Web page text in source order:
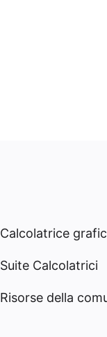
Calcolatrice
Suite Calcolatrici
Risorse della